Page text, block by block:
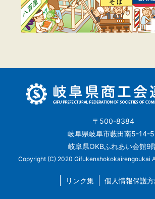
〒500-8384
岐阜県岐阜市藪田南5-14-
岐阜県OKBふれあい会館9
Copyright (C) 2020 Gifukenshokokairengoukai
リンク集 個人情報保護